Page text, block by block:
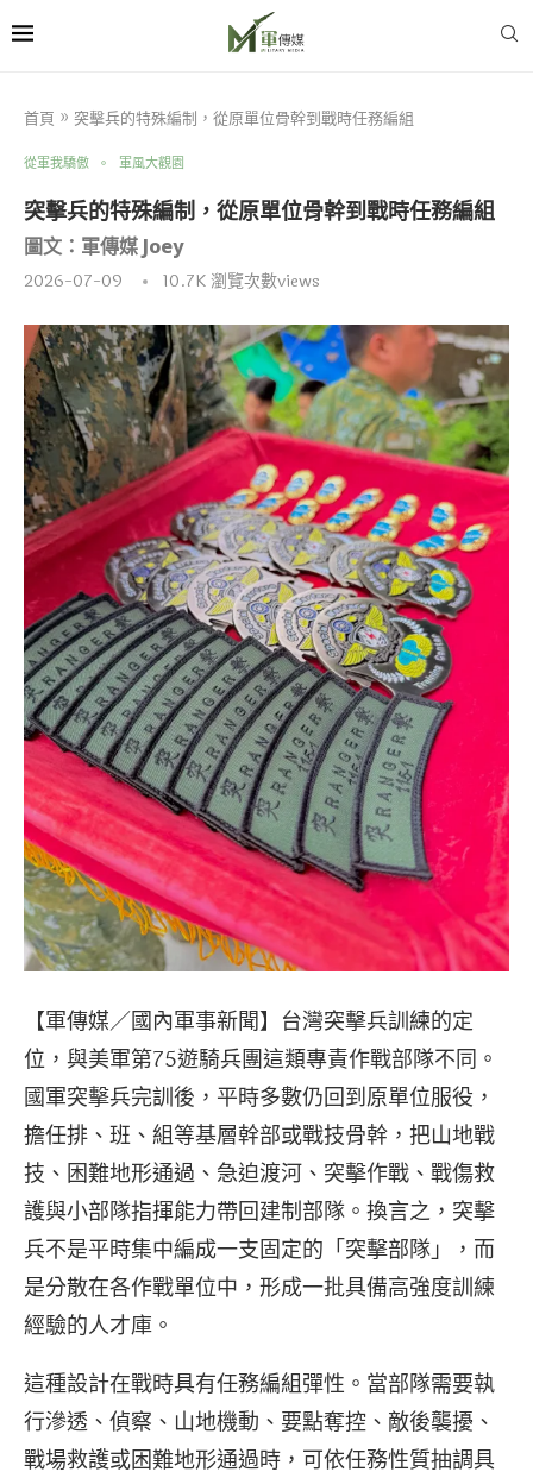
首頁 » 突擊兵的特殊編制，從原單位骨幹到戰時任務編組
從軍我驕傲 軍風大觀園
突擊兵的特殊編制，從原單位骨幹到戰時任務編組
圖文：軍傳媒 Joey
2026-07-09 10.7K瀏覽次數views
【軍傳媒／國內軍事新聞】台灣突擊兵訓練的定
位，與美軍第75遊騎兵團這類專責作戰部隊不同。
國軍突擊兵完訓後，平時多數仍回到原單位服役，
擔任排、班、組等基層幹部或戰技骨幹，把山地戰
技、困難地形通過、急迫渡河、突擊作戰、戰傷救
護與小部隊指揮能力帶回建制部隊。換言之，突擊
兵不是平時集中編成一支固定的「突擊部隊」，而
是分散在各作戰單位中，形成一批具備高強度訓練
經驗的人才庫。
這種設計在戰時具有任務編組彈性。當部隊需要執
行滲透、偵察、山地機動、要點奪控、敵後襲擾、
戰場救護或困難地形通過時，可依任務性質抽調具